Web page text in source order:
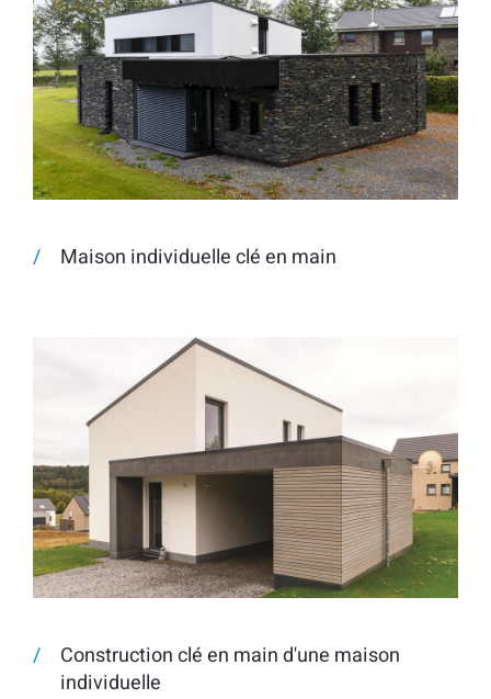
Maison individuelle clé en main
Construction clé en main d'une maison
individuelle